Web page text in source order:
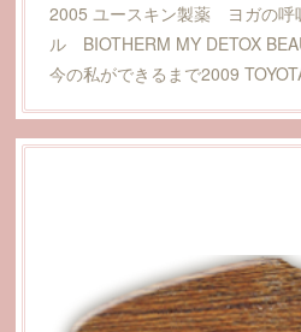
2005 ユースキン製薬 ヨガの呼
ル BIOTHERM MY DETOX
今の私ができるまで2009